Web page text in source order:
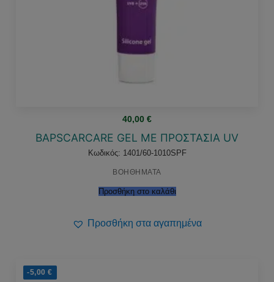
40,00 €
BAPSCARCARE GEL ΜΕ ΠΡΟΣΤΑΣΙΑ UV
Κωδικός: 1401/60-1010SPF
ΒΟΗΘΗΜΑΤΑ
Προσθήκη στο καλάθι
Προσθήκη στα αγαπημένα
-5,00€